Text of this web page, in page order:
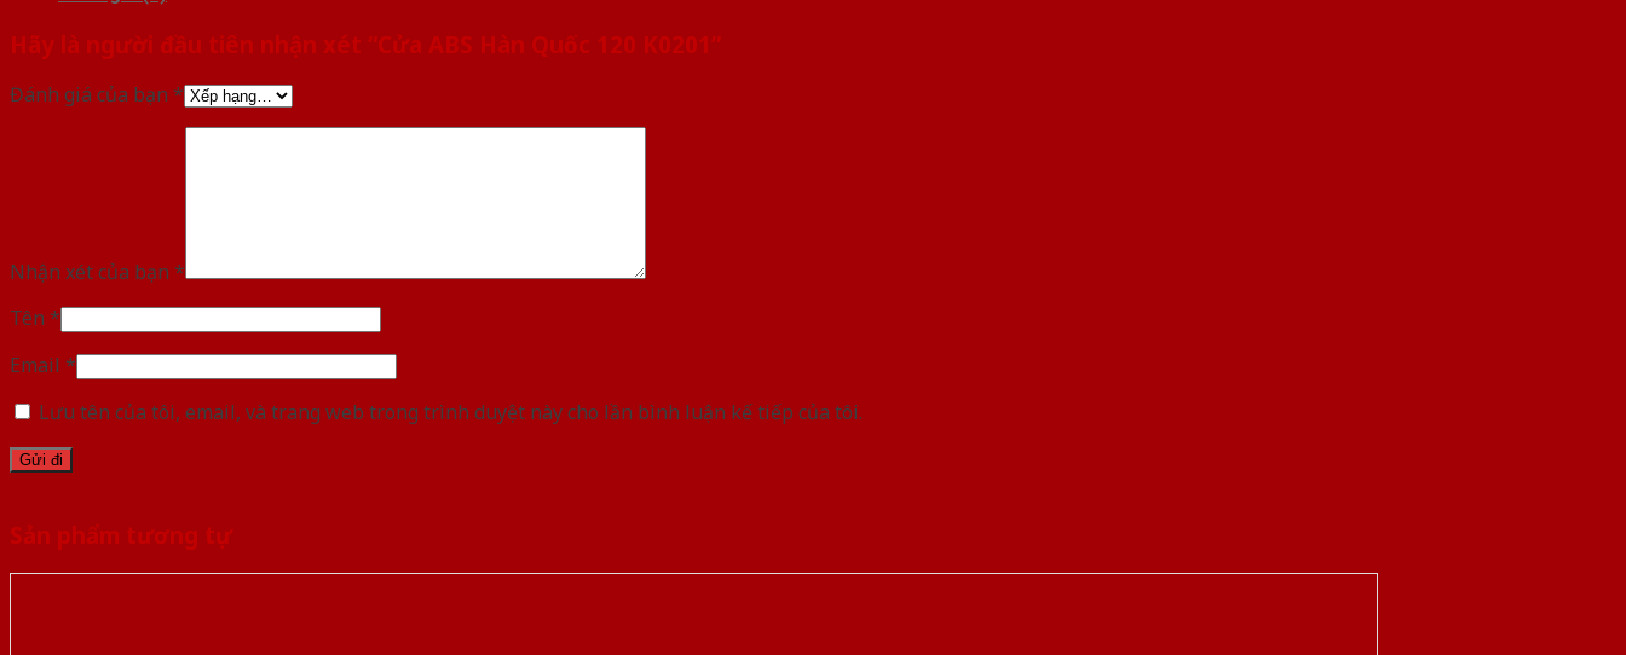
Hãy là người đầu tiên nhận xét “Cửa ABS Hàn Quốc 120 K0201”
Đánh giá của bạn *
Nhận xét của bạn *
Tên *
Email *
Lưu tên của tôi, email, và trang web trong trình duyệt này cho lần bình luận kế tiếp của tôi.
Sản phẩm tương tự